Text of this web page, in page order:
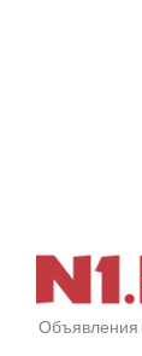
Объявления